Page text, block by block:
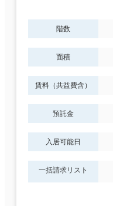
階数
面積
賃料（共益費含）
預託金
入居可能日
一括請求リスト